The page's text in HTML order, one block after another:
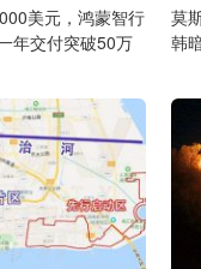
美元，鸿蒙智行
年交付突破50万
莫
韩